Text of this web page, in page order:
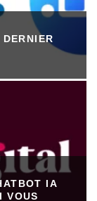
IA
VOUS